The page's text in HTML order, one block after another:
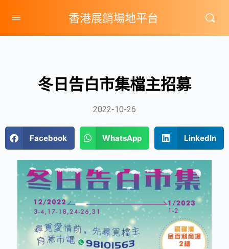
香港展銷場地平台
冬日告白市集檔主招募
2022-10-26
Facebook WhatsApp LinkedIn